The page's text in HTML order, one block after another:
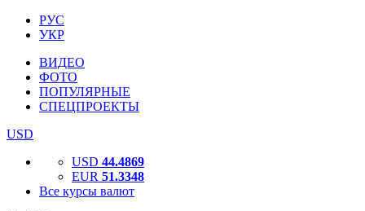
РУС
УКР
ВИДЕО
ФОТО
ПОПУЛЯРНЫЕ
СПЕЦПРОЕКТЫ
USD
USD 44.4869
EUR 51.3348
Все курсы валют